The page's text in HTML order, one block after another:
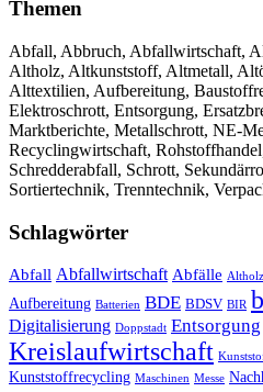
Themen
Abfall, Abbruch, Abfallwirtschaft,
Altholz, Altkunststoff, Altmetall,
Alttextilien, Aufbereitung,
Elektroschrott, Entsorgung,
Marktberichte, Metallschrott, NE-
Recyclingwirtschaft,
Schredderabfall, Schrott,
Sortiertechnik, Trenntechnik,
Schlagwörter
Abfall Abfallwirtschaft Abfälle Altholz
Aufbereitung Batterien BDE BDSV BIR
Digitalisierung Doppstadt Entsorgung
Kreislaufwirtschaft
Kunststoffrecycling Maschinen Messe